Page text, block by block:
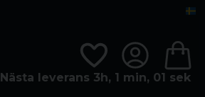
Nästa leverans 3h, 1 min, 00 sek